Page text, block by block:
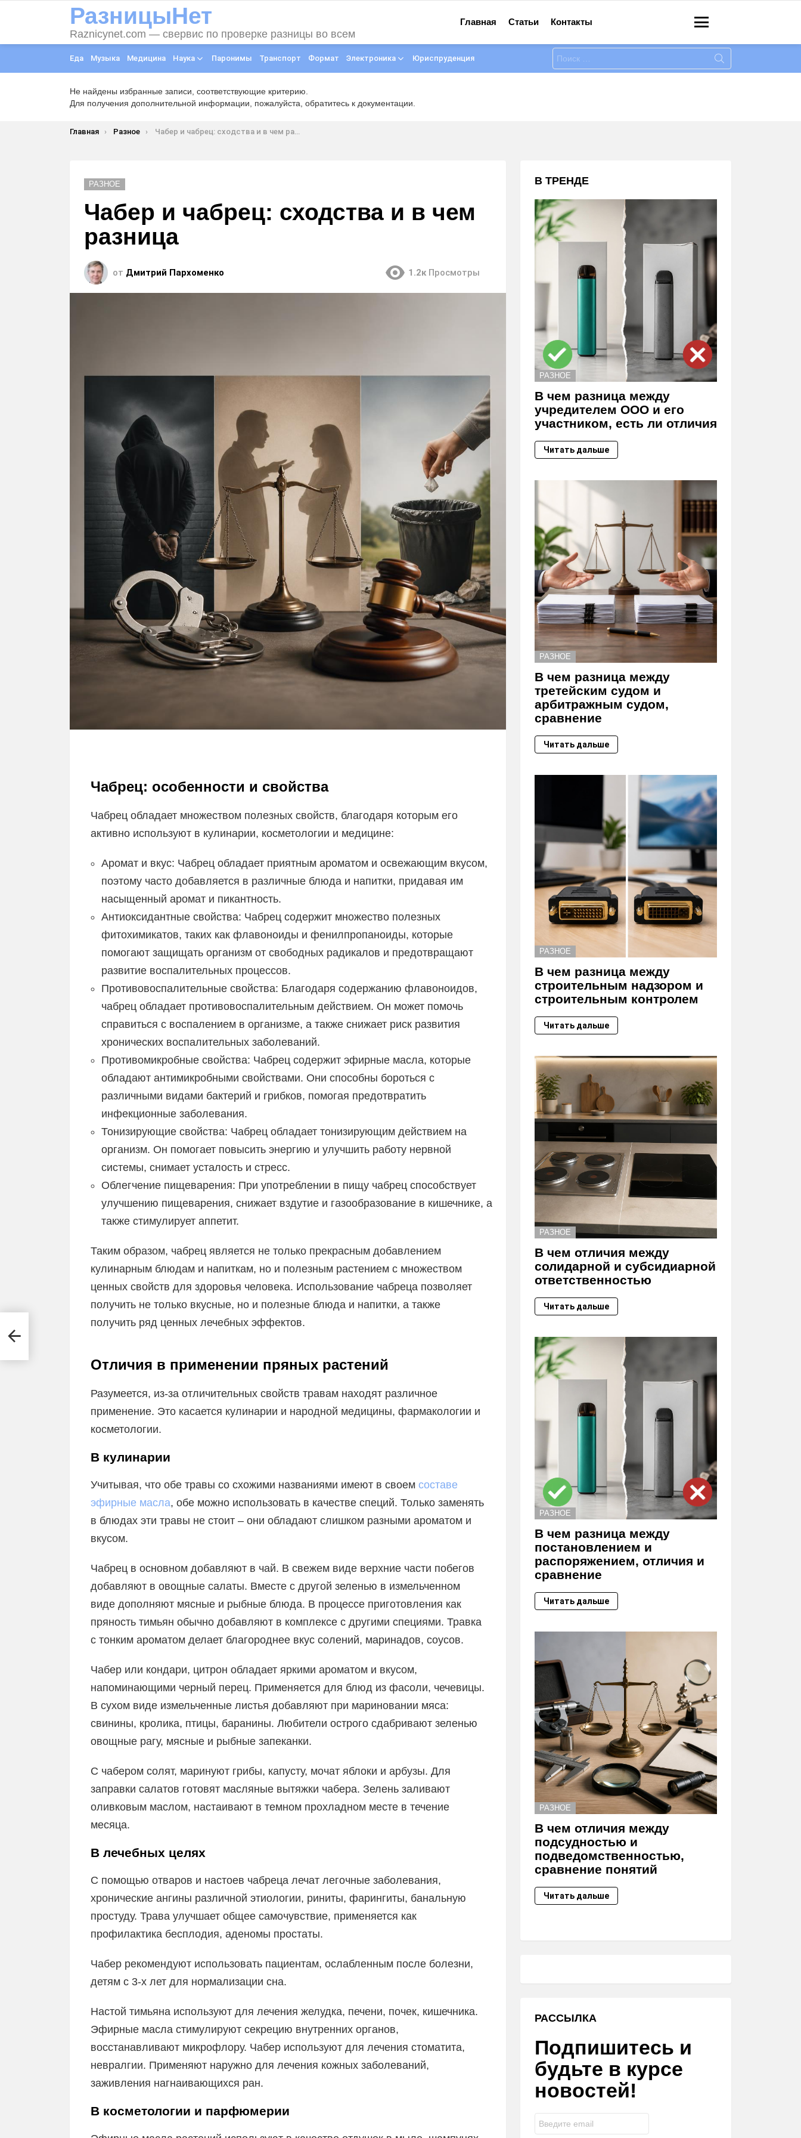
РазницыНет
Raznicynet.com — свервис по проверке разницы во всем
Главная Статьи Контакты
Еда Музыка Медицина Наука Паронимы Транспорт Формат Электроника Юриспруденция
Искать:
Не найдены избранные записи, соответствующие критерию.
Для получения дополнительной информации, пожалуйста, обратитесь к документации.
Вы здесь:
Главная Разное Чабер и чабрец: сходства и в чем разница
РАЗНОЕ
Чабер и чабрец: сходства и в чем
разница
от Дмитрий Пархоменко 1.2к Просмотры
Чабрец: особенности и свойства
Чабрец обладает множеством полезных свойств, благодаря которым его
активно используют в кулинарии, косметологии и медицине:
Аромат и вкус: Чабрец обладает приятным ароматом и освежающим вкусом,
поэтому часто добавляется в различные блюда и напитки, придавая им
насыщенный аромат и пикантность.
Антиоксидантные свойства: Чабрец содержит множество полезных
фитохимикатов, таких как флавоноиды и фенилпропаноиды, которые
помогают защищать организм от свободных радикалов и предотвращают
развитие воспалительных процессов.
Противовоспалительные свойства: Благодаря содержанию флавоноидов,
чабрец обладает противовоспалительным действием. Он может помочь
справиться с воспалением в организме, а также снижает риск развития
хронических воспалительных заболеваний.
Противомикробные свойства: Чабрец содержит эфирные масла, которые
обладают антимикробными свойствами. Они способны бороться с
различными видами бактерий и грибков, помогая предотвратить
инфекционные заболевания.
Тонизирующие свойства: Чабрец обладает тонизирующим действием на
организм. Он помогает повысить энергию и улучшить работу нервной
системы, снимает усталость и стресс.
Облегчение пищеварения: При употреблении в пищу чабрец способствует
улучшению пищеварения, снижает вздутие и газообразование в кишечнике, а
также стимулирует аппетит.
Таким образом, чабрец является не только прекрасным добавлением
кулинарным блюдам и напиткам, но и полезным растением с множеством
ценных свойств для здоровья человека. Использование чабреца позволяет
получить не только вкусные, но и полезные блюда и напитки, а также
получить ряд ценных лечебных эффектов.
Отличия в применении пряных растений
Разумеется, из-за отличительных свойств травам находят различное
применение. Это касается кулинарии и народной медицины, фармакологии и
косметологии.
В кулинарии
Учитывая, что обе травы со схожими названиями имеют в своем составе
эфирные масла, обе можно использовать в качестве специй. Только заменять
в блюдах эти травы не стоит – они обладают слишком разными ароматом и
вкусом.
Чабрец в основном добавляют в чай. В свежем виде верхние части побегов
добавляют в овощные салаты. Вместе с другой зеленью в измельченном
виде дополняют мясные и рыбные блюда. В процессе приготовления как
пряность тимьян обычно добавляют в комплексе с другими специями. Травка
с тонким ароматом делает благороднее вкус солений, маринадов, соусов.
Чабер или кондари, цитрон обладает яркими ароматом и вкусом,
напоминающими черный перец. Применяется для блюд из фасоли, чечевицы.
В сухом виде измельченные листья добавляют при мариновании мяса:
свинины, кролика, птицы, баранины. Любители острого сдабривают зеленью
овощные рагу, мясные и рыбные запеканки.
С чабером солят, маринуют грибы, капусту, мочат яблоки и арбузы. Для
заправки салатов готовят масляные вытяжки чабера. Зелень заливают
оливковым маслом, настаивают в темном прохладном месте в течение
месяца.
В лечебных целях
С помощью отваров и настоев чабреца лечат легочные заболевания,
хронические ангины различной этиологии, риниты, фарингиты, банальную
простуду. Трава улучшает общее самочувствие, применяется как
профилактика бесплодия, аденомы простаты.
Чабер рекомендуют использовать пациентам, ослабленным после болезни,
детям с 3-х лет для нормализации сна.
Настой тимьяна используют для лечения желудка, печени, почек, кишечника.
Эфирные масла стимулируют секрецию внутренних органов,
восстанавливают микрофлору. Чабер используют для лечения стоматита,
невралгии. Применяют наружно для лечения кожных заболеваний,
заживления нагнаивающихся ран.
В косметологии и парфюмерии
В ТРЕНДЕ
РАЗНОЕ
В чем разница между
учредителем ООО и его
участником, есть ли отличия
Читать дальше
РАЗНОЕ
В чем разница между
третейским судом и
арбитражным судом,
сравнение
Читать дальше
РАЗНОЕ
В чем разница между
строительным надзором и
строительным контролем
Читать дальше
РАЗНОЕ
В чем отличия между
солидарной и субсидиарной
ответственностью
Читать дальше
РАЗНОЕ
В чем разница между
постановлением и
распоряжением, отличия и
сравнение
Читать дальше
РАЗНОЕ
В чем отличия между
подсудностью и
подведомственностью,
сравнение понятий
Читать дальше
РАССЫЛКА
Подпишитесь и
будьте в курсе
новостей!